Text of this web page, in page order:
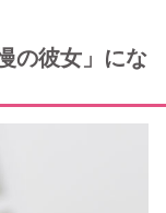
の彼女」にな